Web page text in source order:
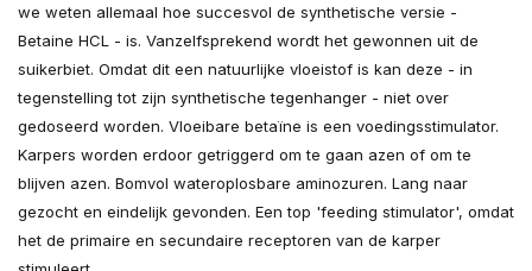
we weten allemaal hoe succesvol de synthetische versie -
Betaine HCL - is. Vanzelfsprekend wordt het gewonnen uit de
suikerbiet. Omdat dit een natuurlijke vloeistof is kan deze - in
tegenstelling tot zijn synthetische tegenhanger - niet over
gedoseerd worden. Vloeibare betaïne is een voedingsstimulator.
Karpers worden erdoor getriggerd om te gaan azen of om te
blijven azen. Bomvol wateroplosbare aminozuren. Lang naar
gezocht en eindelijk gevonden. Een top 'feeding stimulator', omdat
het de primaire en secundaire receptoren van de karper